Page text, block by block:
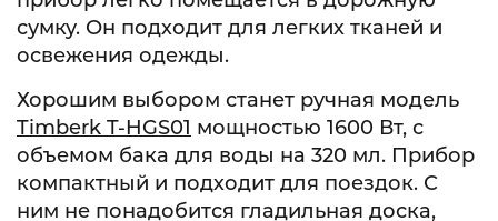
сумку. Он подходит для легких тканей и
освежения одежды.
Хорошим выбором станет ручная модель
Timberk T-HGS01 мощностью 1600 Вт, с
объемом бака для воды на 320 мл. Прибор
компактный и подходит для поездок. С
ним не понадобится гладильная доска,